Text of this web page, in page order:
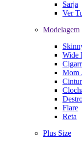
Sarja
Ver
Modelagem
Wide
Mom
Flare
Reta
Plus Size